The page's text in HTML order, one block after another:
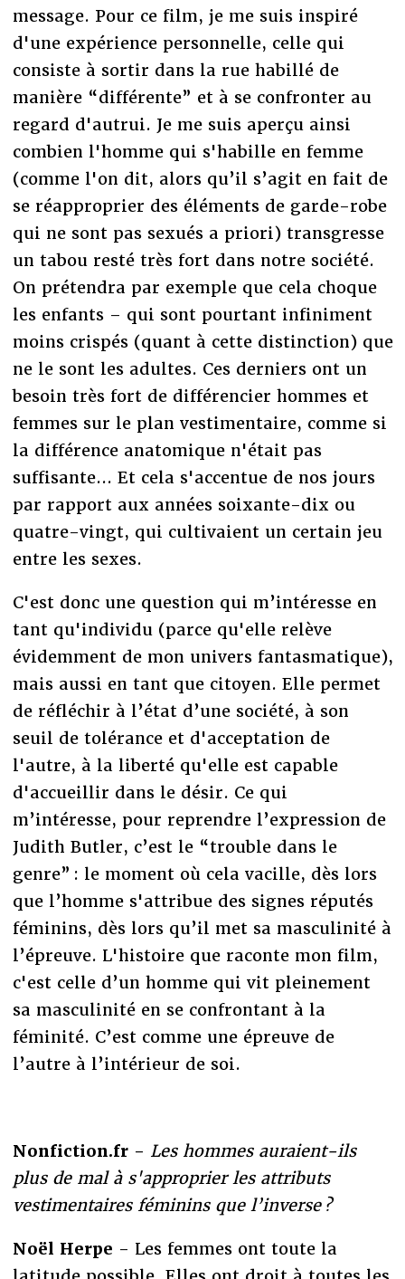
message. Pour ce film, je me suis inspiré
d'une expérience personnelle, celle qui
consiste à sortir dans la rue habillé de
manière “différente” et à se confronter au
regard d'autrui. Je me suis aperçu ainsi
combien l'homme qui s'habille en femme
(comme l'on dit, alors qu’il s’agit en fait de
se réapproprier des éléments de garde-robe
qui ne sont pas sexués a priori) transgresse
un tabou resté très fort dans notre société.
On prétendra par exemple que cela choque
les enfants – qui sont pourtant infiniment
moins crispés (quant à cette distinction) que
ne le sont les adultes. Ces derniers ont un
besoin très fort de différencier hommes et
femmes sur le plan vestimentaire, comme si
la différence anatomique n'était pas
suffisante... Et cela s'accentue de nos jours
par rapport aux années soixante-dix ou
quatre-vingt, qui cultivaient un certain jeu
entre les sexes.
C'est donc une question qui m’intéresse en
tant qu'individu (parce qu'elle relève
évidemment de mon univers fantasmatique),
mais aussi en tant que citoyen. Elle permet
de réfléchir à l’état d’une société, à son
seuil de tolérance et d'acceptation de
l'autre, à la liberté qu'elle est capable
d'accueillir dans le désir. Ce qui
m’intéresse, pour reprendre l’expression de
Judith Butler, c’est le “trouble dans le
genre” : le moment où cela vacille, dès lors
que l’homme s'attribue des signes réputés
féminins, dès lors qu’il met sa masculinité à
l’épreuve. L'histoire que raconte mon film,
c'est celle d’un homme qui vit pleinement
sa masculinité en se confrontant à la
féminité. C’est comme une épreuve de
l’autre à l’intérieur de soi.
Nonfiction.fr - Les hommes auraient-ils
plus de mal à s'approprier les attributs
vestimentaires féminins que l’inverse ?
Noël Herpe - Les femmes ont toute la